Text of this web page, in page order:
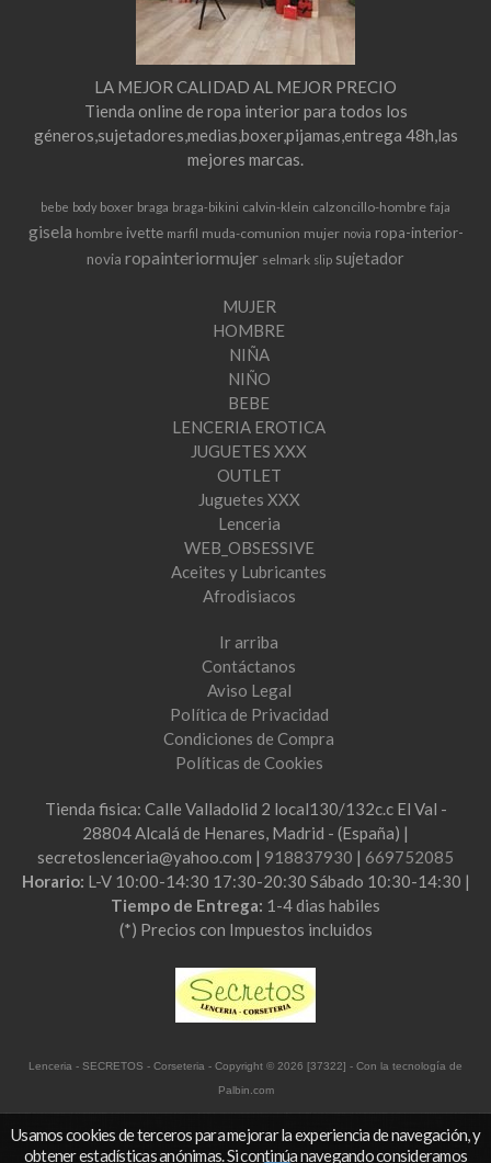
LA MEJOR CALIDAD AL MEJOR PRECIO
Tienda online de ropa interior para todos los
géneros,sujetadores,medias,boxer,pijamas,entrega 48h,las
mejores marcas.
bebe body boxer braga braga-bikini calvin-klein calzoncillo-hombre faja
gisela hombre ivette marfil muda-comunion mujer novia ropa-interior-
novia ropainteriormujer selmark slip sujetador
MUJER
HOMBRE
NIÑA
NIÑO
BEBE
LENCERIA EROTICA
JUGUETES XXX
OUTLET
Juguetes XXX
Lenceria
WEB_OBSESSIVE
Aceites y Lubricantes
Afrodisiacos
Ir arriba
Contáctanos
Aviso Legal
Política de Privacidad
Condiciones de Compra
Políticas de Cookies
Tienda fisica: Calle Valladolid 2 local130/132c.c El Val -
28804 Alcalá de Henares, Madrid - (España) |
secretoslenceria@yahoo.com | 918837930 | 669752085
Horario: L-V 10:00-14:30 17:30-20:30 Sábado 10:30-14:30 |
Tiempo de Entrega: 1-4 dias habiles
(*) Precios con Impuestos incluidos
Lenceria - SECRETOS - Corseteria - Copyright © 2026 [37322] - Con la tecnología de
Palbin.com
Usamos cookies de terceros para mejorar la experiencia de navegación, y
obtener estadísticas anónimas. Si continúa navegando consideramos